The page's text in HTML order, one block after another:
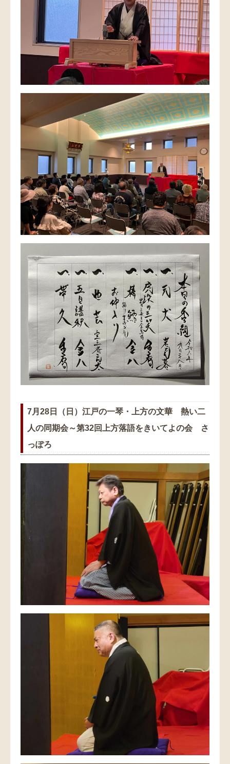
7月28日（日）江戸の一琴・上方の文華 熱い二
人の同期会～第32回上方落語をきいてよの会 さ
っぽろ